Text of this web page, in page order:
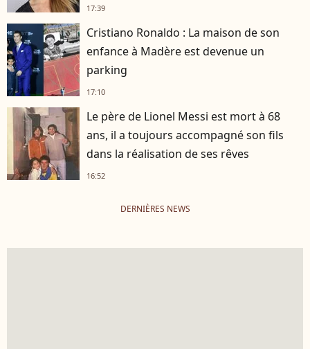
17:39
Cristiano Ronaldo : La maison de son
enfance à Madère est devenue un
parking
17:10
Le père de Lionel Messi est mort à 68
ans, il a toujours accompagné son fils
dans la réalisation de ses rêves
16:52
DERNIÈRES NEWS